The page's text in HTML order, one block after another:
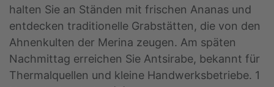
halten Sie an Ständen mit frischen Ananas und
entdecken traditionelle Grabstätten, die von den
Ahnenkulten der Merina zeugen. Am späten
Nachmittag erreichen Sie Antsirabe, bekannt für
Thermalquellen und kleine Handwerksbetriebe. 1